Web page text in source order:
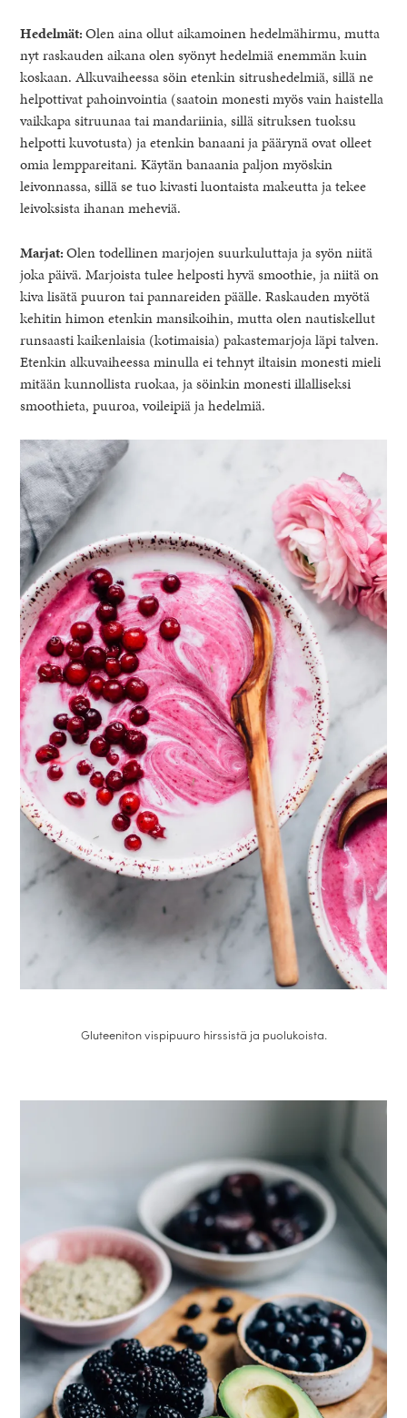
Hedelmät:Olen aina ollut aikamoinen hedelmähirmu, mutta
nyt raskauden aikana olen syönyt hedelmiä enemmän kuin
koskaan. Alkuvaiheessa söin etenkin sitrushedelmiä, sillä ne
helpottivat pahoinvointia (saatoin monesti myös vain haistella
vaikkapa sitruunaa tai mandariinia, sillä sitruksen tuoksu
helpotti kuvotusta) ja etenkin banaani ja päärynä ovat olleet
omia lemppareitani. Käytän banaania paljon myöskin
leivonnassa, sillä se tuo kivasti luontaista makeutta ja tekee
leivoksista ihanan meheviä.
Marjat:Olen todellinen marjojen suurkuluttaja ja syön niitä
joka päivä. Marjoista tulee helposti hyvä smoothie, ja niitä on
kiva lisätä puuron tai pannareiden päälle. Raskauden myötä
kehitin himon etenkin mansikoihin, mutta olen nautiskellut
runsaasti kaikenlaisia (kotimaisia) pakastemarjoja läpi talven.
Etenkin alkuvaiheessa minulla ei tehnyt iltaisin monesti mieli
mitään kunnollista ruokaa, ja söinkin monesti illalliseksi
smoothieta, puuroa, voileipiä ja hedelmiä.
Gluteeniton vispipuuro hirssistä ja puolukoista.